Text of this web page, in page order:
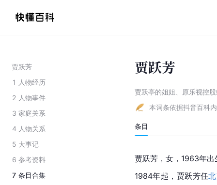
贾跃芳
1 人物经历
2 人物事件
3 家庭关系
4 人物关系
5 大事记
6 参考资料
7 条目合集
贾跃芳
贾跃亭的姐姐、原乐视控
本词条依据抖音百科
条目
贾跃芳，女，1963年出
1984年起，贾跃芳任